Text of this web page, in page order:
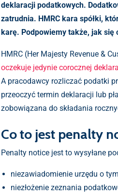
deklaracji podatkowych.
zatrudnia. HMRC kara spółki,
karę. Podpowiemy także, jak się
HMRC (Her Majesty Revenue &
oczekuje jedynie corocznej
A pracodawcy rozliczać podatki
przeoczyć termin deklaracji lub
zobowiązana do składania
Co to jest penalty
Penalty notice jest to wysyłane
niezawiadomienie urzędu o
niezłożenie zeznania